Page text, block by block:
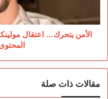
عالم
المحتوى
الرقمي
الأمن يتحرك… اعتقال
مقالات ذات صلة